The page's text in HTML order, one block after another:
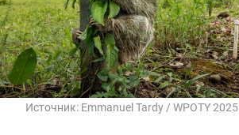
Источник: Emmanuel Tardy / WPOTY 2025